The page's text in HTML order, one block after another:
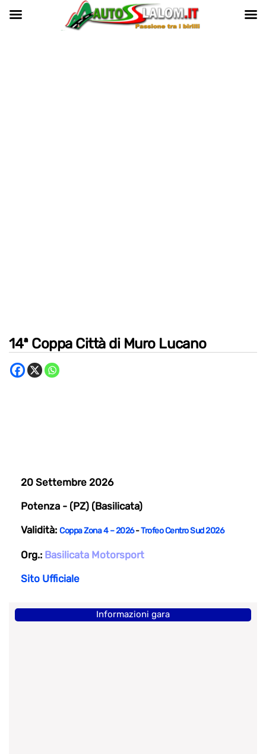
14ª Coppa Città di Muro Lucano
20 Settembre 2026
Potenza - (PZ) (Basilicata)
Validità: Coppa Zona 4 – 2026-Trofeo Centro Sud 2026
Org.: Basilicata Motorsport
Sito Ufficiale
Informazioni gara